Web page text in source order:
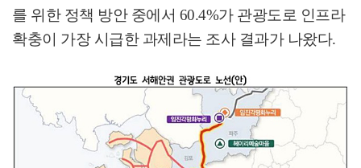
를 위한 정책 방안 중에서 60.4%가 관광도로 인프라
확충이 가장 시급한 과제라는 조사 결과가 나왔다.